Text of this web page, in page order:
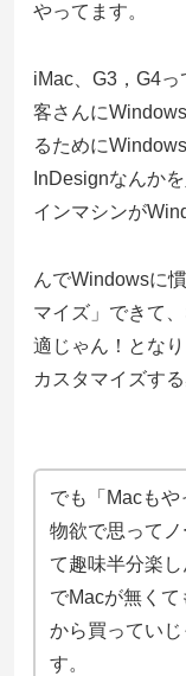
やってます。
iMac、G3，G4
客さんに
るために
InDesignなんか
インマシンが
んでWindowsに
マイズ」できて
適じゃん！とな
カスタマイズする
でも「Macも
物欲で思って
て趣味半分楽
でMacが無く
から買ってい
す。